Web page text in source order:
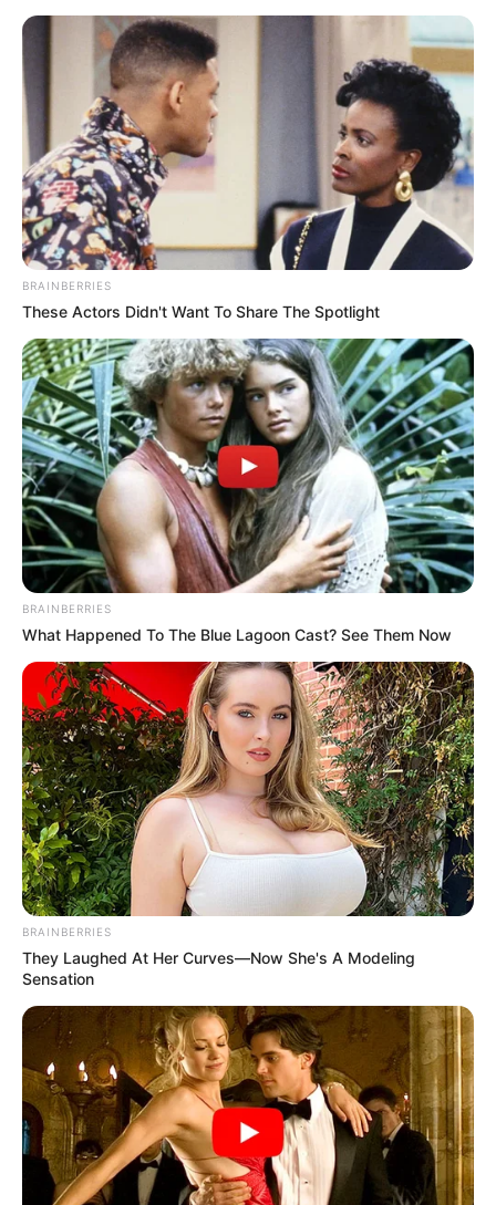
BRAINBERRIES
These Actors Didn't Want To Share The Spotlight
BRAINBERRIES
What Happened To The Blue Lagoon Cast? See Them Now
BRAINBERRIES
They Laughed At Her Curves—Now She's A Modeling
Sensation